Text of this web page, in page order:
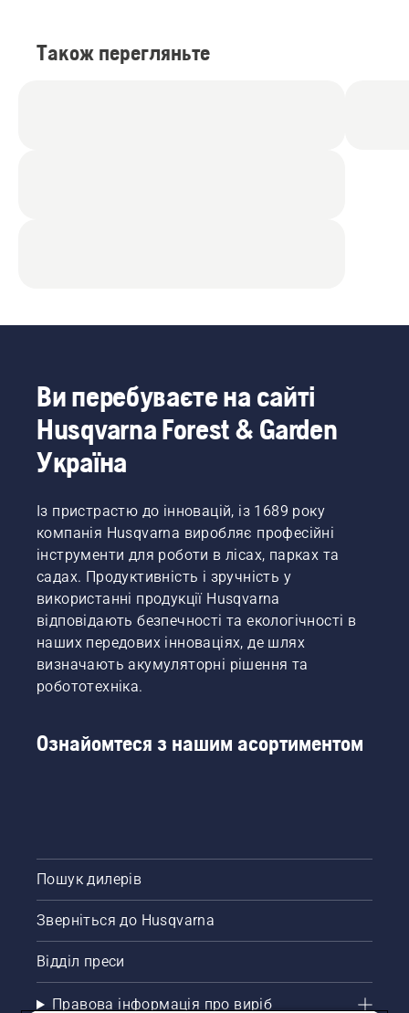
Також перегляньте
Ви перебуваєте на сайті
Husqvarna Forest & Garden
Україна
Із пристрастю до інновацій, із 1689 року
компанія Husqvarna виробляє професійні
інструменти для роботи в лісах, парках та
садах. Продуктивність і зручність у
використанні продукції Husqvarna
відповідають безпечності та екологічності в
наших передових інноваціях, де шлях
визначають акумуляторні рішення та
робототехніка.
Ознайомтеся з нашим асортиментом
Пошук дилерів
Зверніться до Husqvarna
Відділ преси
Правова інформація про виріб